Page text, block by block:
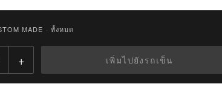
MADE · ทั้งหมด
+ เพิ่มไปยังรถเข็น